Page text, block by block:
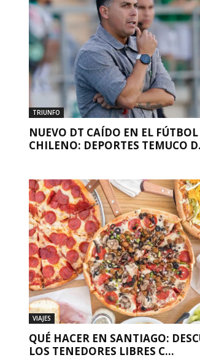
TRIUNFO
NUEVO DT CAÍDO EN EL FÚTBOL
CHILENO: DEPORTES TEMUCO
VIAJES
QUÉ HACER EN SANTIAGO:
LOS TENEDORES LIBRES C...